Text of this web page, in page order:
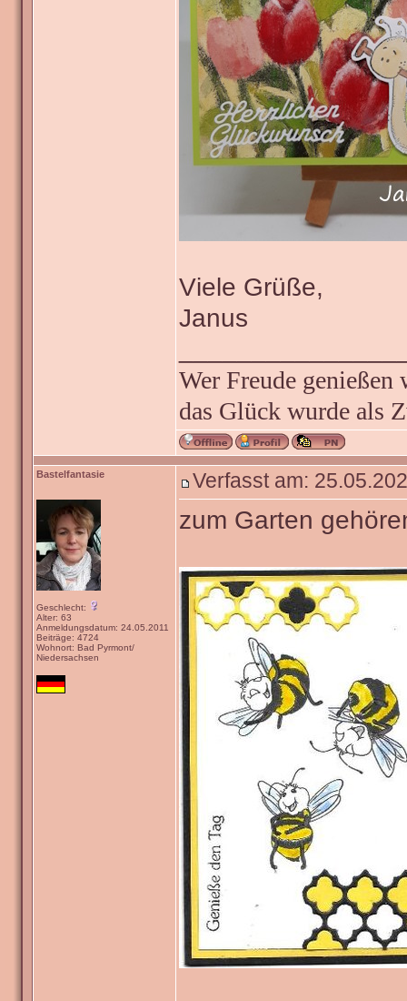
Viele Grüße,
Janus
Wer Freude
das Glück wurde als
Bastelfantasie
Geschlecht:
Alter: 63
Anmeldungsdatum: 24.05.2011
Beiträge: 4724
Wohnort: Bad Pyrmont/
Niedersachsen
Verfasst am:
zum Garten